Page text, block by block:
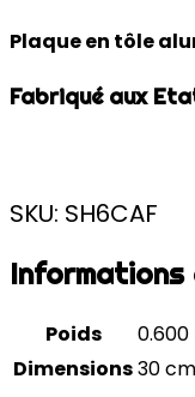
Plaque en tôle
Fabriqué aux
SKU: SH6CAF
Informations
Poids
0.600
Dimensions30 cm